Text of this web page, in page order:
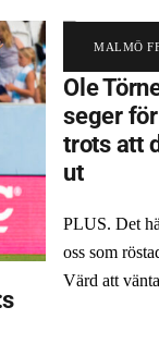
MALMÖ
Ole
seger
trots att
ut
PLUS. Det
oss som
Värd att